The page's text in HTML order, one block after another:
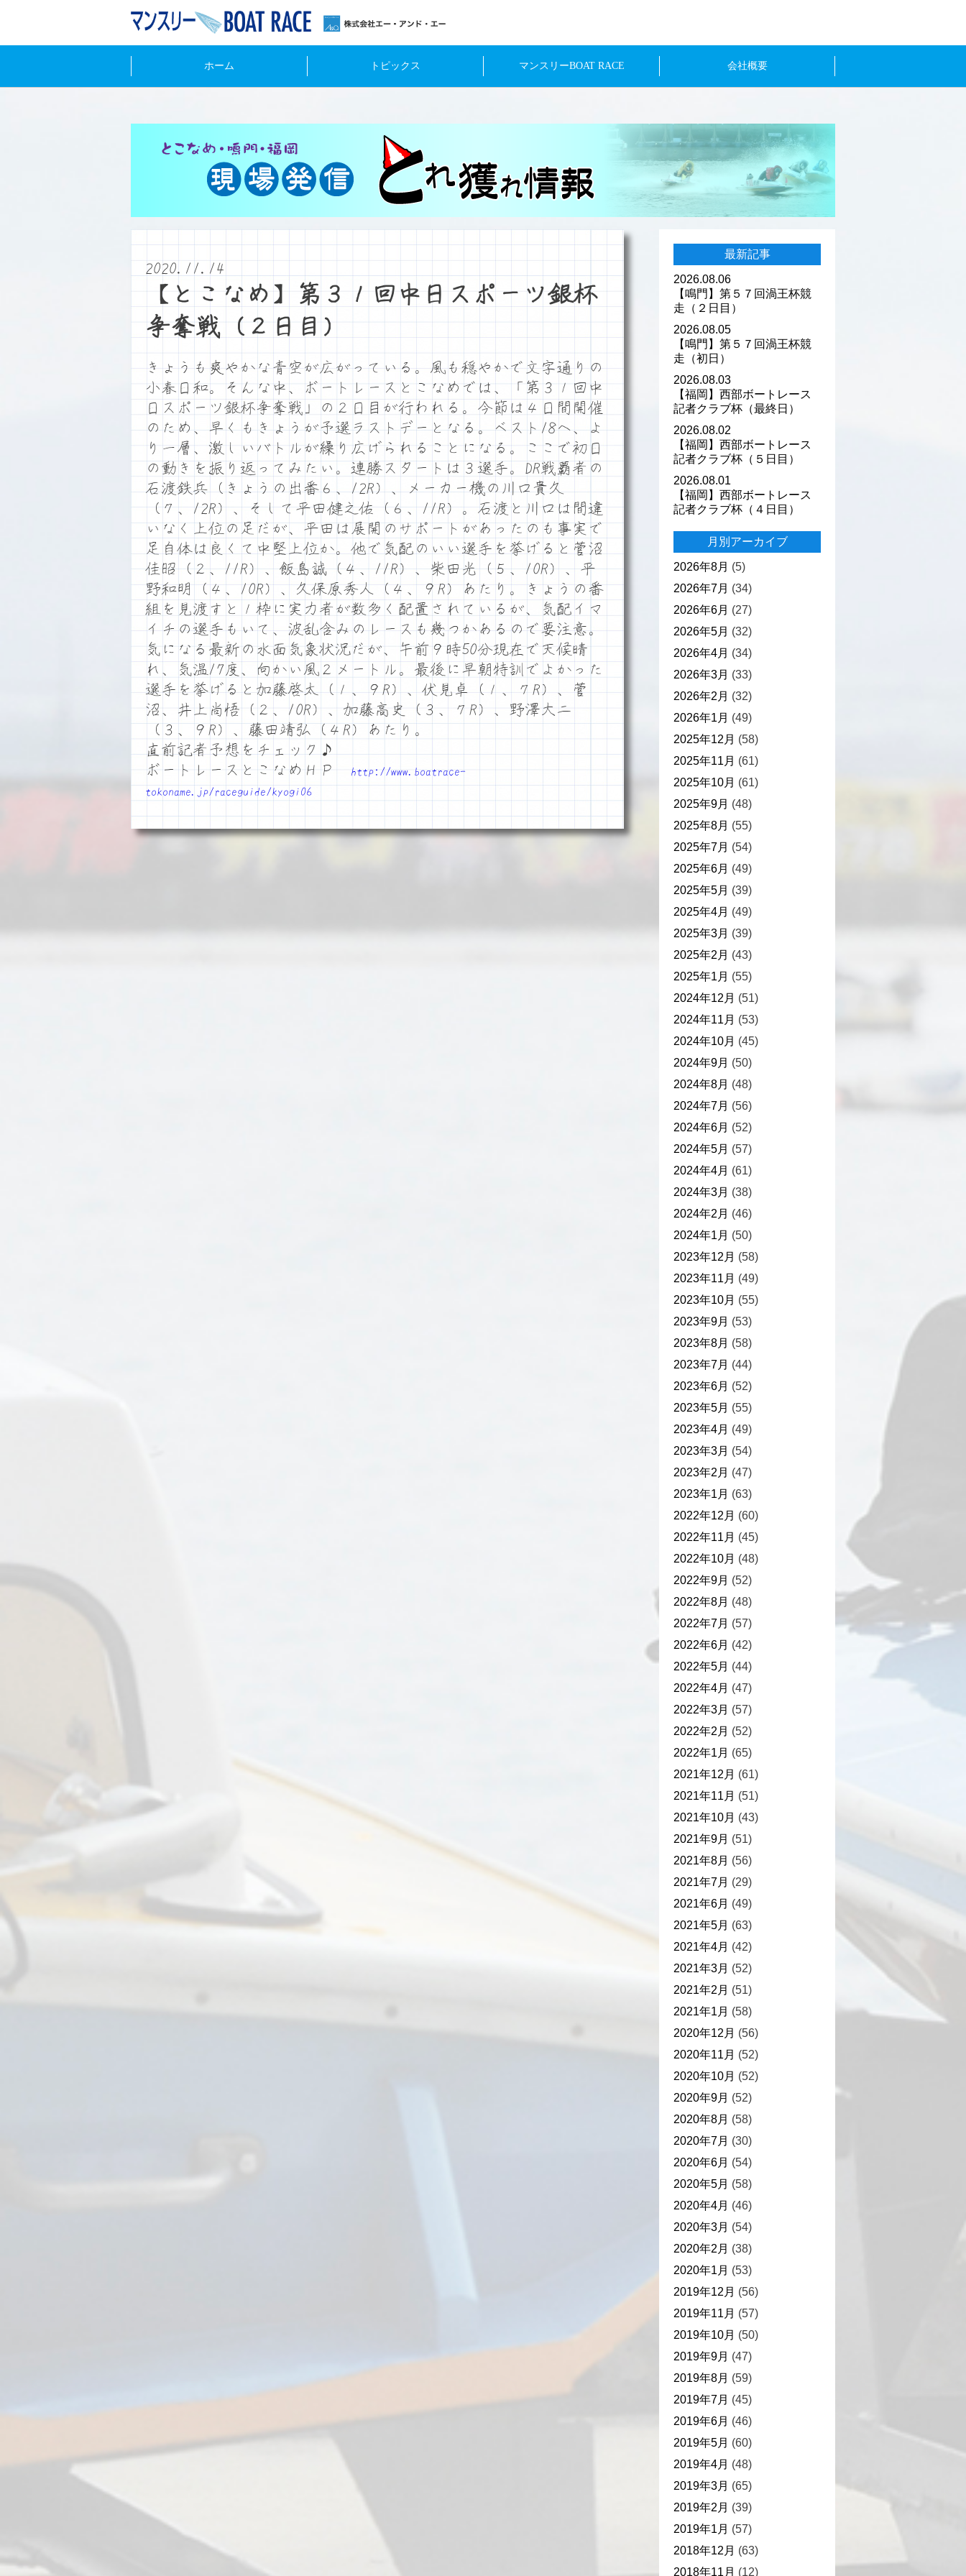
ホーム トピックス マンスリーBOAT RACE 会社概要
2020.11.14
【とこなめ】第３１回中日スポーツ銀杯
争奪戦（２日目）
きょうも爽やかな青空が広がっている。風も穏やかで文字通りの
小春日和。そんな中、ボートレースとこなめでは、「第３１回中
日スポーツ銀杯争奪戦」の２日目が行われる。今節は４日間開催
のため、早くもきょうが予選ラストデーとなる。ベスト18へ、よ
り一層、激しいバトルが繰り広げられることになる。ここで初日
の動きを振り返ってみたい。連勝スタートは３選手。DR戦覇者の
石渡鉄兵（きょうの出番６、12R）、メーカー機の川口貴久
（７、12R）、そして平田健之佑（６、11R）。石渡と川口は間違
いなく上位の足だが、平田は展開のサポートがあったのも事実で
足自体は良くて中堅上位か。他で気配のいい選手を挙げると菅沼
佳昭（２、11R）、飯島誠（４、11R）、柴田光（５、10R）、平
野和明（４、10R）、久保原秀人（４、９R）あたり。きょうの番
組を見渡すと１枠に実力者が数多く配置されているが、気配イマ
イチの選手もいて、波乱含みのレースも幾つかあるので要注意。
気になる最新の水面気象状況だが、午前９時50分現在で天候晴
れ、気温17度、向かい風２メートル。最後に早朝特訓でよかった
選手を挙げると加藤啓太（１、９R）、伏見卓（１、７R）、菅
沼、井上尚悟（２、10R）、加藤高史（３、７R）、野澤大二
（３、９R）、藤田靖弘（４R）あたり。
直前記者予想をチェック♪
ボートレースとこなめＨＰ
http://www.boatrace-
tokoname.jp/raceguide/kyogi06
最新記事
2026.08.06
【鳴門】第５７回渦王杯競
走（２日目）
2026.08.05
【鳴門】第５７回渦王杯競
走（初日）
2026.08.03
【福岡】西部ボートレース
記者クラブ杯（最終日）
2026.08.02
【福岡】西部ボートレース
記者クラブ杯（５日目）
2026.08.01
【福岡】西部ボートレース
記者クラブ杯（４日目）
月別アーカイブ
2026年8月 (5)
2026年7月 (34)
2026年6月 (27)
2026年5月 (32)
2026年4月 (34)
2026年3月 (33)
2026年2月 (32)
2026年1月 (49)
2025年12月 (58)
2025年11月 (61)
2025年10月 (61)
2025年9月 (48)
2025年8月 (55)
2025年7月 (54)
2025年6月 (49)
2025年5月 (39)
2025年4月 (49)
2025年3月 (39)
2025年2月 (43)
2025年1月 (55)
2024年12月 (51)
2024年11月 (53)
2024年10月 (45)
2024年9月 (50)
2024年8月 (48)
2024年7月 (56)
2024年6月 (52)
2024年5月 (57)
2024年4月 (61)
2024年3月 (38)
2024年2月 (46)
2024年1月 (50)
2023年12月 (58)
2023年11月 (49)
2023年10月 (55)
2023年9月 (53)
2023年8月 (58)
2023年7月 (44)
2023年6月 (52)
2023年5月 (55)
2023年4月 (49)
2023年3月 (54)
2023年2月 (47)
2023年1月 (63)
2022年12月 (60)
2022年11月 (45)
2022年10月 (48)
2022年9月 (52)
2022年8月 (48)
2022年7月 (57)
2022年6月 (42)
2022年5月 (44)
2022年4月 (47)
2022年3月 (57)
2022年2月 (52)
2022年1月 (65)
2021年12月 (61)
2021年11月 (51)
2021年10月 (43)
2021年9月 (51)
2021年8月 (56)
2021年7月 (29)
2021年6月 (49)
2021年5月 (63)
2021年4月 (42)
2021年3月 (52)
2021年2月 (51)
2021年1月 (58)
2020年12月 (56)
2020年11月 (52)
2020年10月 (52)
2020年9月 (52)
2020年8月 (58)
2020年7月 (30)
2020年6月 (54)
2020年5月 (58)
2020年4月 (46)
2020年3月 (54)
2020年2月 (38)
2020年1月 (53)
2019年12月 (56)
2019年11月 (57)
2019年10月 (50)
2019年9月 (47)
2019年8月 (59)
2019年7月 (45)
2019年6月 (46)
2019年5月 (60)
2019年4月 (48)
2019年3月 (65)
2019年2月 (39)
2019年1月 (57)
2018年12月 (63)
2018年11月 (12)